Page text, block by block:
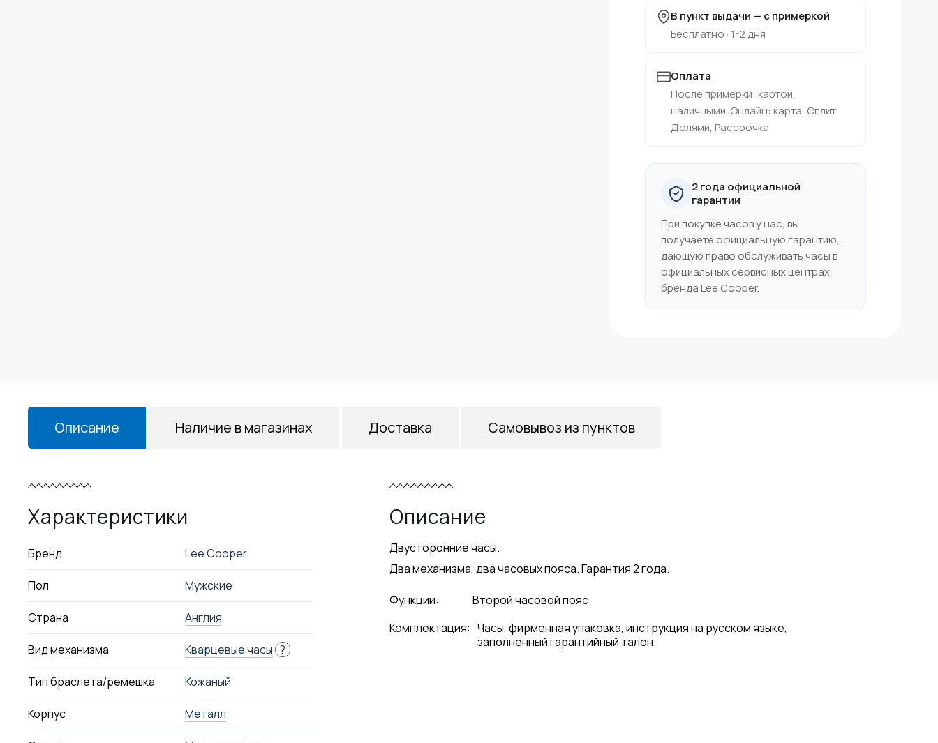
В пункт выдачи — с примеркой
Бесплатно · 1-2 дня
Оплата
После примерки: картой,
наличными. Онлайн: карта, Сплит,
Долями, Рассрочка
2 года официальной
гарантии
При покупке часов у нас, вы
получаете официальную гарантию,
дающую право обслуживать часы в
официальных сервисных центрах
бренда Lee Cooper.
Описание
Характеристики
Бренд Lee Cooper
Пол Мужские
Страна Англия
Вид механизма Кварцевые часы ?
Тип браслета/ремешка Кожаный
Корпус Металл
Описание
Двусторонние часы.
Два механизма, два часовых пояса. Гарантия 2 года.
Функции:
Второй часовой пояс
Комплектация: Часы, фирменная упаковка, инструкция на русском языке,
заполненный гарантийный талон.
Наличие в магазинах Доставка Самовывоз из пунктов